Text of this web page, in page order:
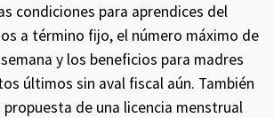
condiciones para aprendices del
a término fijo, el número máximo de
y los beneficios para madres
últimos sin aval fiscal aún. También
de una licencia menstrual